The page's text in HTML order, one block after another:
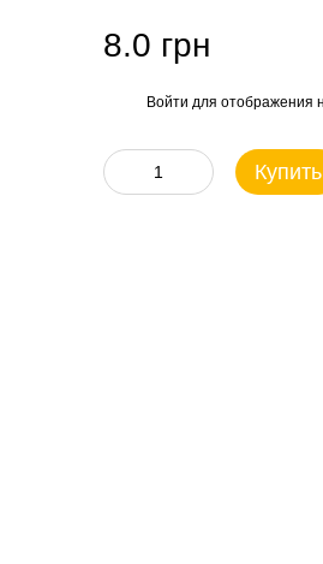
8.0 грн
Войти для отображения
Купить